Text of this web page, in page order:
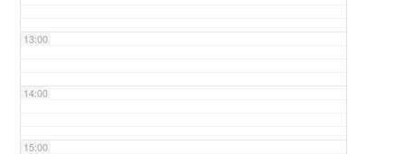
13:00
14:00
15:00